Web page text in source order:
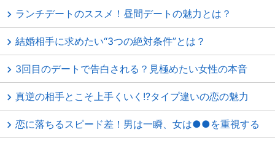
ランチデートのススメ！昼間デートの魅力とは？
結婚相手に求めたい“3つの絶対条件”とは？
3回目のデートで告白される？見極めたい女性の本音
真逆の相手とこそ上手くいく!?タイプ違いの恋の魅力
恋に落ちるスピード差！男は一瞬、女は●●を重視する